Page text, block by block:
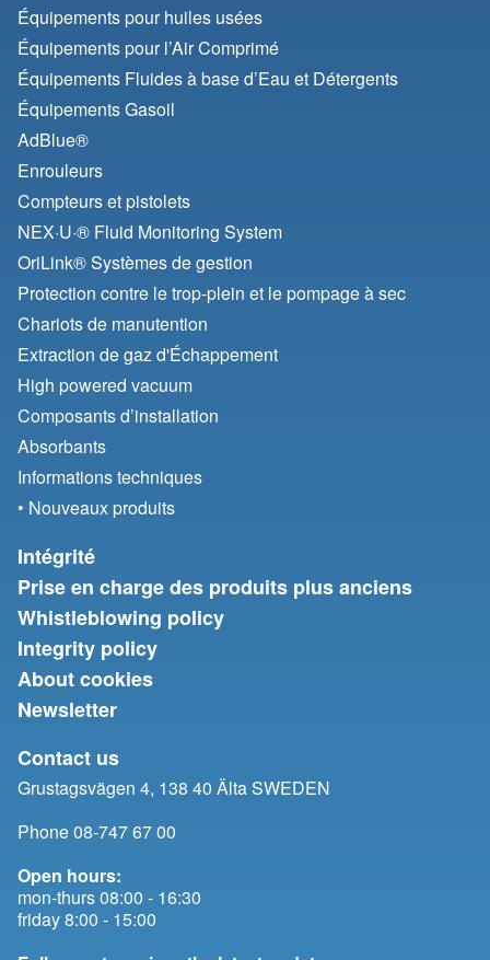
Équipements pour huiles usées
Équipements pour l’Air Comprimé
Équipements Fluides à base d’Eau et Détergents
Équipements Gasoil
AdBlue®
Enrouleurs
Compteurs et pistolets
NEX·U·® Fluid Monitoring System
OriLink® Systèmes de gestion
Protection contre le trop-plein et le pompage à sec
Chariots de manutention
Extraction de gaz d'Échappement
High powered vacuum
Composants d’installation
Absorbants
Informations techniques
• Nouveaux produits
Intégrité
Prise en charge des produits plus anciens
Whistleblowing policy
Integrity policy
About cookies
Newsletter
Contact us
Grustagsvägen 4, 138 40 Älta SWEDEN
Phone 08-747 67 00
Open hours:
mon-thurs 08:00 - 16:30
friday 8:00 - 15:00